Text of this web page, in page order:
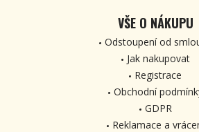
VŠE O NÁKUPU
Odstoupení od
Jak nakupovat
Registrace
Obchodní
GDPR
Reklamace a